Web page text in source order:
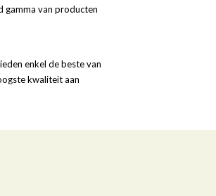
gamma van producten
enkel de beste van
kwaliteit aan